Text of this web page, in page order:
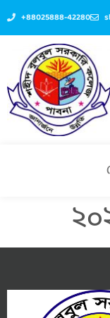
+88025888-42280